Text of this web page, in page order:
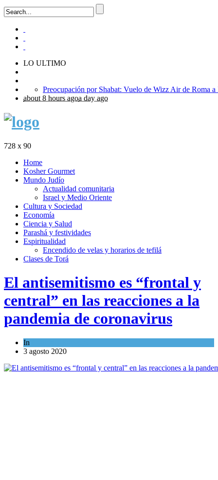
LO ULTIMO
about 8 hours agoa day ago
728 x 90
Home
Kosher Gourmet
Mundo Judío
Actualidad comunitaria
Israel y Medio Oriente
Cultura y Sociedad
Economía
Ciencia y Salud
Parashá y festividades
Espiritualidad
Encendido de velas y horarios de tefilá
Clases de Torá
El antisemitismo es “frontal y
central” en las reacciones a la
pandemia de coronavirus
In
3 agosto 2020